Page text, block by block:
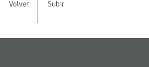
Volver Subir